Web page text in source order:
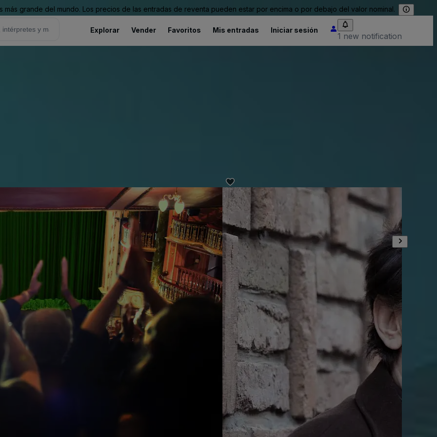
grande del mundo. Los precios de las entradas de reventa pueden estar por encima o por debajo del valor nominal.
Explorar Vender Favoritos Mis entradas Iniciar sesión
1 new notification